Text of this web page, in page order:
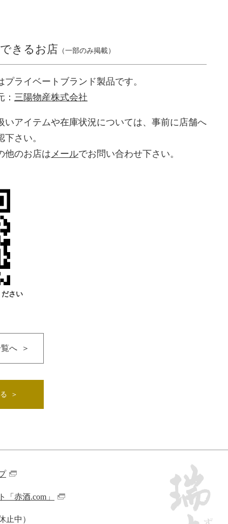
きるお店 （一部のみ掲載）
プライベートブランド製品です。
： 三陽物産株式会社
アイテムや在庫状況については、事前に店舗へ
下さい。
他のお店はメールでお問い合わせ下さい。
さい
へ
「赤酒.com」
止中）